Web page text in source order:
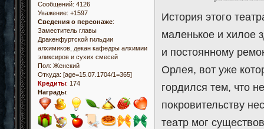
Сообщений: 4126
Уважение: +1597
Сведения о персонаже:
Заместитель главы
Дракенфуртской гильдии
алхимиков, декан кафедры алхимии
эликсиров и сухих смесей
Пол: Женский
Откуда: [age=15.07.1704/1=365]
Кредиты: 174
Награды:
История этого
маленькое и хилое
и постоянному
Орлея, вот уже
гордился тем, что
покровительству
театр мог